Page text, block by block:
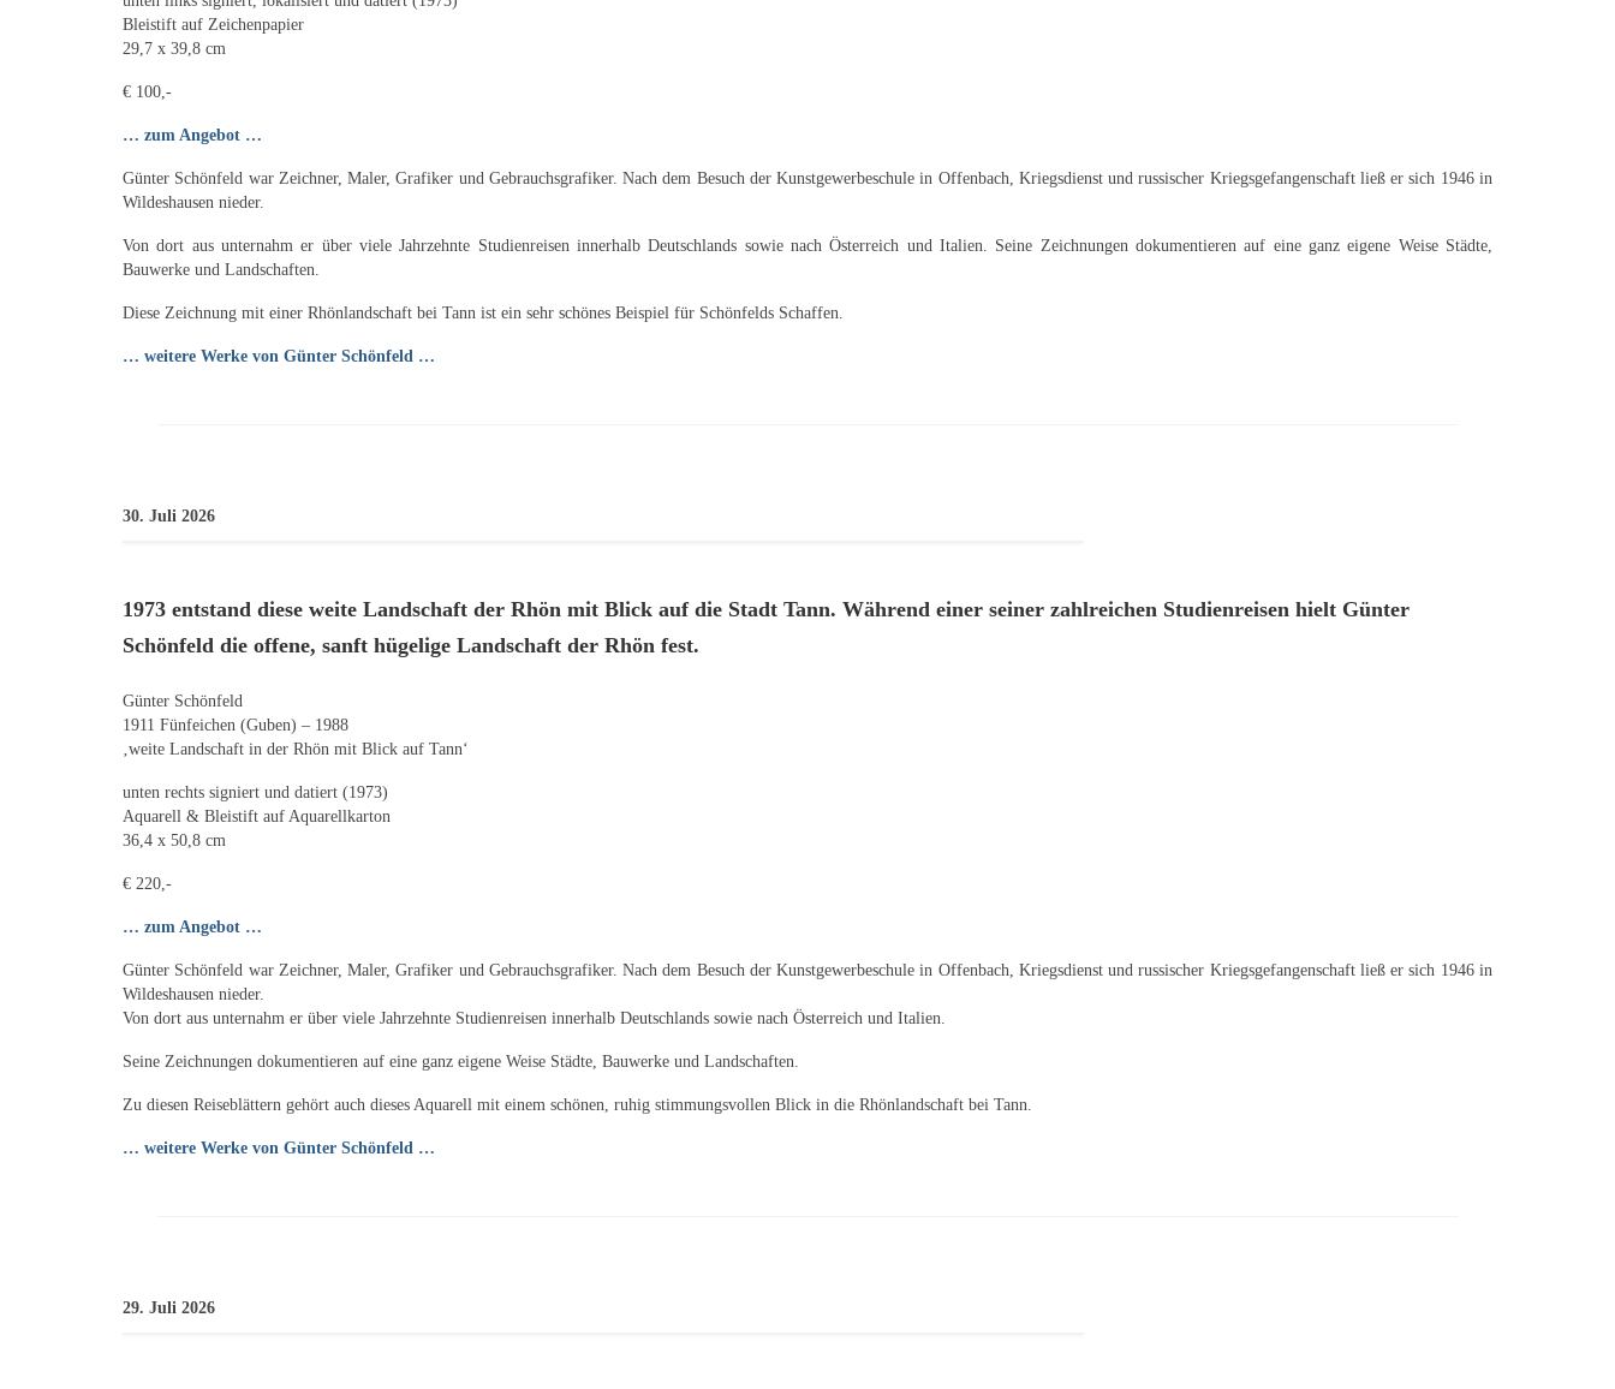
Bleistift auf Zeichenpapier
29,7 x 39,8 cm
€ 100,-
… zum Angebot …
Günter Schönfeld war Zeichner, Maler, Grafiker und Gebrauchsgrafiker. Nach dem Besuch der Kunstgewerbeschule in Offenbach, Kriegsdienst und russischer Kriegsgefangenschaft ließ er sich 1946 in
Wildeshausen nieder.
Von dort aus unternahm er über viele Jahrzehnte Studienreisen innerhalb Deutschlands sowie nach Österreich und Italien. Seine Zeichnungen dokumentieren auf eine ganz eigene Weise Städte,
Bauwerke und Landschaften.
Diese Zeichnung mit einer Rhönlandschaft bei Tann ist ein sehr schönes Beispiel für Schönfelds Schaffen.
… weitere Werke von Günter Schönfeld …
30. Juli 2026
1973 entstand diese weite Landschaft der Rhön mit Blick auf die Stadt Tann. Während einer seiner zahlreichen Studienreisen hielt Günter
Schönfeld die offene, sanft hügelige Landschaft der Rhön fest.
Günter Schönfeld
1911 Fünfeichen (Guben) – 1988
‚weite Landschaft in der Rhön mit Blick auf Tann‘
unten rechts signiert und datiert (1973)
Aquarell & Bleistift auf Aquarellkarton
36,4 x 50,8 cm
€ 220,-
… zum Angebot …
Günter Schönfeld war Zeichner, Maler, Grafiker und Gebrauchsgrafiker. Nach dem Besuch der Kunstgewerbeschule in Offenbach, Kriegsdienst und russischer Kriegsgefangenschaft ließ er sich 1946 in
Wildeshausen nieder.
Von dort aus unternahm er über viele Jahrzehnte Studienreisen innerhalb Deutschlands sowie nach Österreich und Italien.
Seine Zeichnungen dokumentieren auf eine ganz eigene Weise Städte, Bauwerke und Landschaften.
Zu diesen Reiseblättern gehört auch dieses Aquarell mit einem schönen, ruhig stimmungsvollen Blick in die Rhönlandschaft bei Tann.
… weitere Werke von Günter Schönfeld …
29. Juli 2026